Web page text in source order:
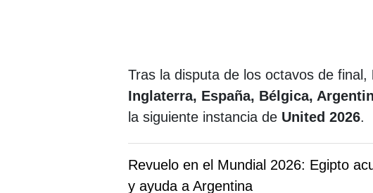
Tras la disputa de los octavos de final,
Inglaterra, España, Bélgica,
la siguiente instancia de United 2026.
Revuelo en el Mundial 2026: Egipto
y ayuda a Argentina